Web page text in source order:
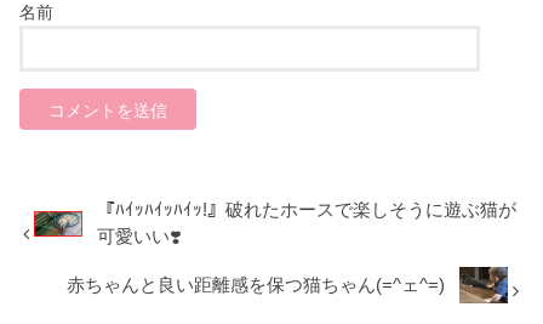
名前
『ﾊｲｯﾊｲｯﾊｲｯ!』破れたホースで楽しそうに遊ぶ猫が
可愛いい❣️
赤ちゃんと良い距離感を保つ猫ちゃん(=^ェ^=)